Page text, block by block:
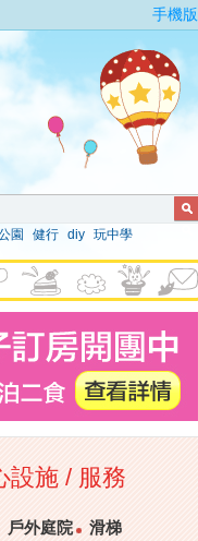
手機版
園 健行 diy 玩中學
設施 / 服務
戶外庭院
滑梯